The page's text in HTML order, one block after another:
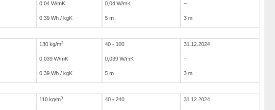
0,04 W/mK 0,04 W/mK –
0,39 Wh / kgK 5 m 3 m
130 kg/m3 40 - 100 31.12.2024
0,039 W/mK 0,039 W/mK –
0,39 Wh / kgK 5 m 3 m
110 kg/m3 40 - 240 31.12.2024